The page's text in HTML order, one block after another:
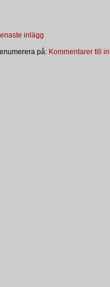
inlägg
på: Kommentarer till